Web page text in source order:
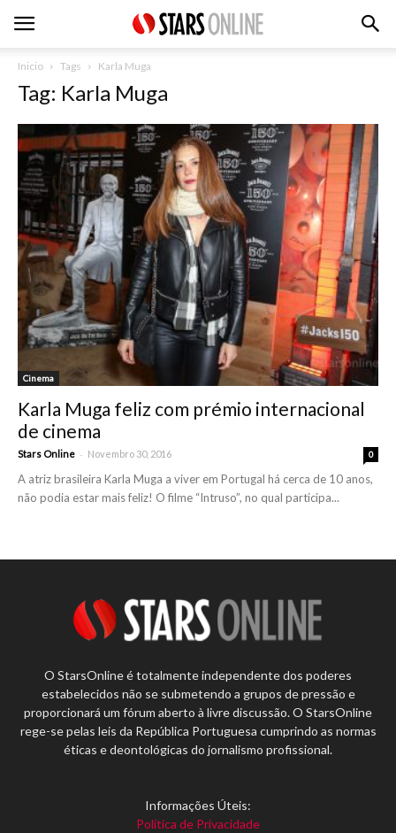
Inicio Tags Karla Muga
Tag: Karla Muga
Cinema
Karla Muga feliz com prémio internacional
de cinema
Stars Online - Novembro 30, 2016 0
A atriz brasileira Karla Muga a viver em Portugal há cerca de 10 anos,
não podia estar mais feliz! O filme “Intruso”, no qual participa...
O StarsOnline é totalmente independente dos poderes
estabelecidos não se submetendo a grupos de pressão e
proporcionará um fórum aberto à livre discussão. O StarsOnline
rege-se pelas leis da República Portuguesa cumprindo as normas
éticas e deontológicas do jornalismo profissional.
Informações Úteis:
Política de Privacidade